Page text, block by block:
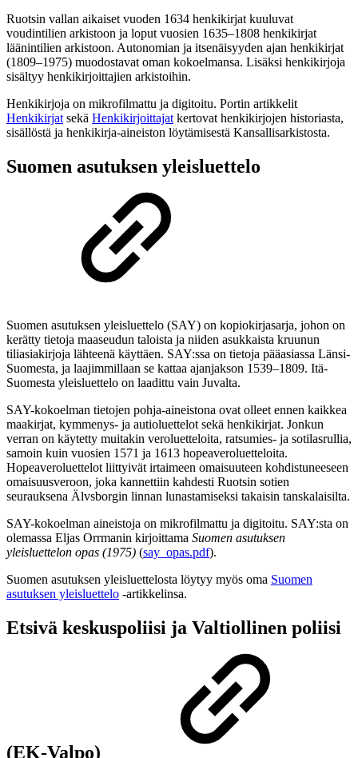
Ruotsin vallan aikaiset vuoden 1634 henkikirjat kuuluvat
voudintilien arkistoon ja loput vuosien 1635–1808 henkikirjat
läänintilien arkistoon. Autonomian ja itsenäisyyden ajan henkikirjat
(1809–1975) muodostavat oman kokoelmansa. Lisäksi henkikirjoja
sisältyy henkikirjoittajien arkistoihin.
Henkikirjoja on mikrofilmattu ja digitoitu. Portin artikkelit
Henkikirjat sekä Henkikirjoittajat kertovat henkikirjojen historiasta,
sisällöstä ja henkikirja-aineiston löytämisestä Kansallisarkistosta.
Suomen asutuksen yleisluettelo
Suomen asutuksen yleisluettelo (SAY) on kopiokirjasarja, johon on
kerätty tietoja maaseudun taloista ja niiden asukkaista kruunun
tiliasiakirjoja lähteenä käyttäen. SAY:ssa on tietoja pääasiassa Länsi-
Suomesta, ja laajimmillaan se kattaa ajanjakson 1539–1809. Itä-
Suomesta yleisluettelo on laadittu vain Juvalta.
SAY-kokoelman tietojen pohja-aineistona ovat olleet ennen kaikkea
maakirjat, kymmenys- ja autioluettelot sekä henkikirjat. Jonkun
verran on käytetty muitakin veroluetteloita, ratsumies- ja sotilasrullia,
samoin kuin vuosien 1571 ja 1613 hopeaveroluetteloita.
Hopeaveroluettelot liittyivät irtaimeen omaisuuteen kohdistuneeseen
omaisuusveroon, joka kannettiin kahdesti Ruotsin sotien
seurauksena Älvsborgin linnan lunastamiseksi takaisin tanskalaisilta.
SAY-kokoelman aineistoja on mikrofilmattu ja digitoitu. SAY:sta on
olemassa Eljas Orrmanin kirjoittama Suomen asutuksen
yleisluettelon opas (1975) (say_opas.pdf).
Suomen asutuksen yleisluettelosta löytyy myös oma Suomen
asutuksen yleisluettelo -artikkelinsa.
Etsivä keskuspoliisi ja Valtiollinen poliisi
(EK-Valpo)